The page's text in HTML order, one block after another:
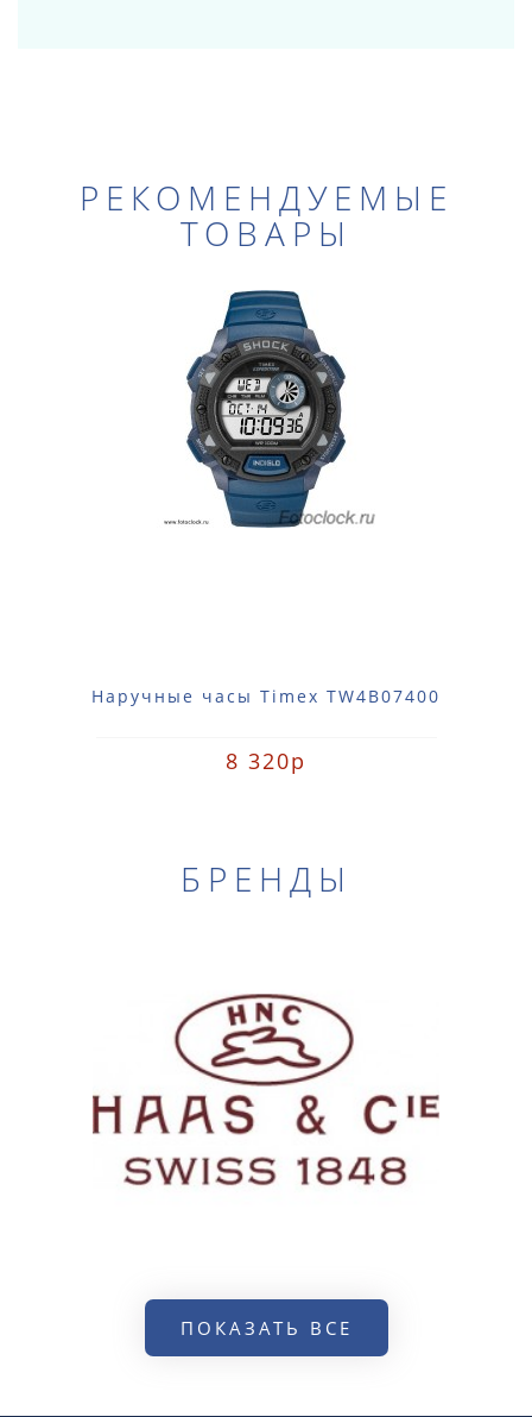
РЕКОМЕНДУЕМЫЕ
ТОВАРЫ
Наручные часы Timex TW4B07400
8 320р
БРЕНДЫ
ПОКАЗАТЬ ВСЕ